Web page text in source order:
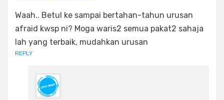
Waah.. Betul ke sampai bertahan-tahun urusan
afraid kwsp ni? Moga waris2 semua pakat2 sahaja
lah yang terbaik, mudahkan urusan
REPLY